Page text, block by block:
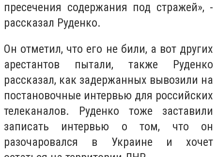
пресечения содержания под стражей», -
рассказал Руденко.
Он отметил, что его не били, а вот других
арестантов пытали, также Руденко
рассказал, как задержанных вывозили на
постановочные интервью для российских
телеканалов. Руденко тоже заставили
записать интервью о том, что он
разочаровался в Украине и хочет